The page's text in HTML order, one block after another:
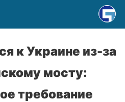
к Украине из-за
мосту:
требование